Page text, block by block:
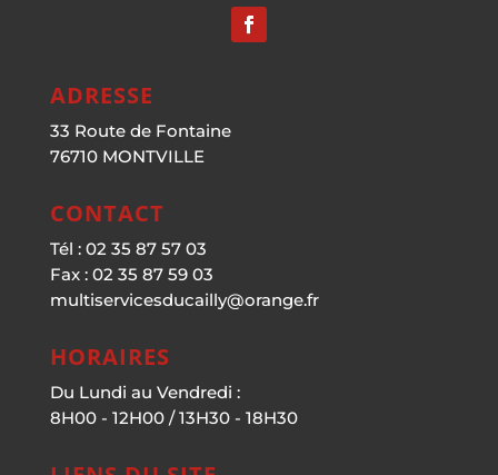
ADRESSE
33 Route de Fontaine
76710 MONTVILLE
CONTACT
Tél : 02 35 87 57 03
Fax : 02 35 87 59 03
multiservicesducailly@orange.fr
HORAIRES
Du Lundi au Vendredi :
8H00 - 12H00 / 13H30 - 18H30